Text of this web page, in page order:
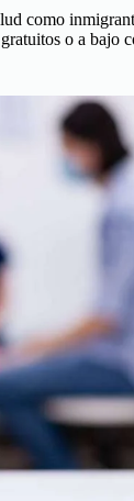
como
o a bajo